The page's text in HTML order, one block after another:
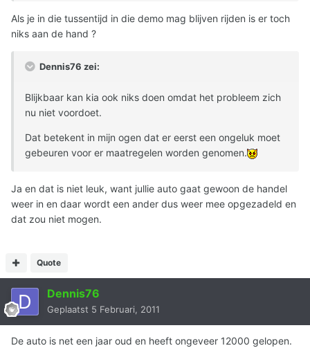
Als je in die tussentijd in die demo mag blijven rijden is er toch
niks aan de hand ?
Dennis76 zei:
Blijkbaar kan kia ook niks doen omdat het probleem zich
nu niet voordoet.
Dat betekent in mijn ogen dat er eerst een ongeluk moet
gebeuren voor er maatregelen worden genomen.
Ja en dat is niet leuk, want jullie auto gaat gewoon de handel
weer in en daar wordt een ander dus weer mee opgezadeld en
dat zou niet mogen.
Quote
Dennis76
Geplaatst 5 Februari, 2011
De auto is net een jaar oud en heeft ongeveer 12000 gelopen.